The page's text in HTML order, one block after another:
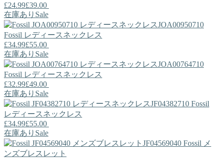
£24.99£39.00
在庫あり Sale
JOA00950710
Fossil レディースネックレス
£34.99£55.00
在庫あり Sale
JOA00764710
Fossil レディースネックレス
£32.99£49.00
在庫あり Sale
JF04382710 Fossil
レディースネックレス
£34.99£55.00
在庫あり Sale
JF04569040 Fossil メ
ンズブレスレット